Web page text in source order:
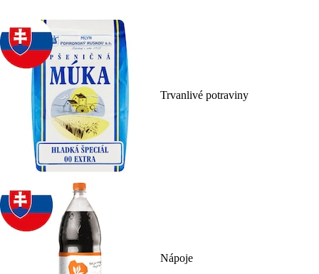
Trvanlivé potraviny
Nápoje